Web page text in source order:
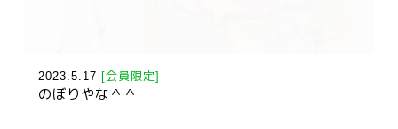
2023.5.17 [会員限定]
のぼりやな＾＾